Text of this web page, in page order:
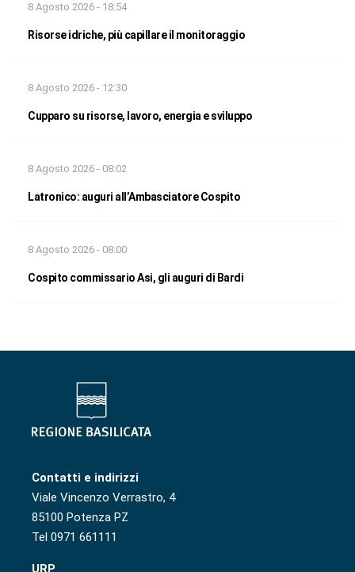
8 Agosto 2026 - 18:54
Risorse idriche, più capillare il monitoraggio
8 Agosto 2026 - 12:30
Cupparo su risorse, lavoro, energia e sviluppo
8 Agosto 2026 - 08:02
Latronico: auguri all’Ambasciatore Cospito
8 Agosto 2026 - 08:00
Cospito commissario Asi, gli auguri di Bardi
Contatti e indirizzi
Viale Vincenzo Verrastro, 4
85100 Potenza PZ
Tel 0971 661111
URP